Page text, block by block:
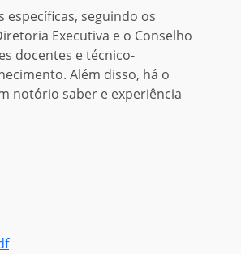
seguindo os
Executiva e o Conselho
docentes e técnico-
Além disso, há o
notório saber e experiência